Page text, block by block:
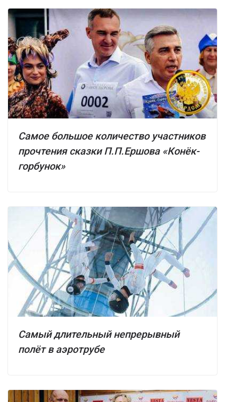
Самое большое количество участников
прочтения сказки П.П.Ершова «Конёк-
горбунок»
Самый длительный непрерывный
полёт в аэротрубе